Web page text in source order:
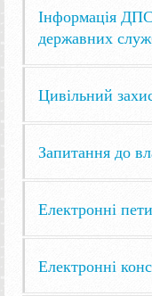
Інформація
державних
Цивільний
Запитання до
Електронні
Електронні